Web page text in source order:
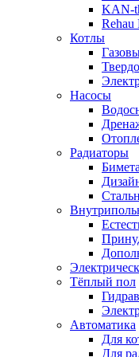
KAN-
Rehau
Котлы
Насосы
Радиаторы
Тёплый пол
Автоматика
Для
Для